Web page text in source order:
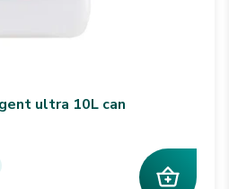
ultra 10L can